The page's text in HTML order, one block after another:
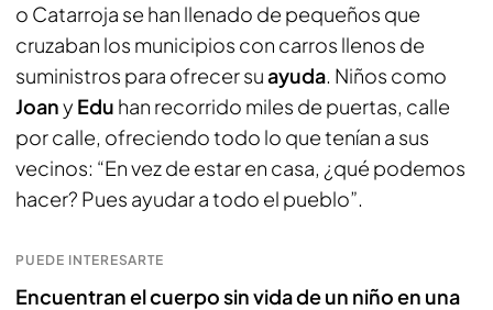
o Catarroja se han llenado de pequeños que
cruzaban los municipios con carros llenos de
suministros para ofrecer suayuda. Niños como
Joany Edu han recorrido miles de puertas, calle
por calle, ofreciendo todo lo que tenían a sus
vecinos: “En vez de estar en casa, ¿qué podemos
hacer? Pues ayudar a todo el pueblo”.
PUEDE INTERESARTE
Encuentran el cuerpo sin vida de un niño en una